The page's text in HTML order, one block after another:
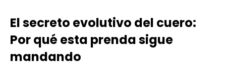
El secreto evolutivo del cuero:
Por qué esta prenda sigue
mandando